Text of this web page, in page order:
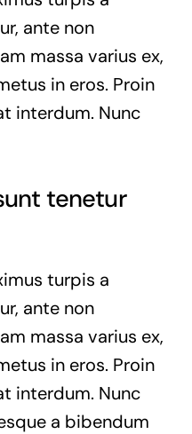
ante non
massa varius ex,
in eros. Proin
interdum. Nunc
tenetur
turpis a
ante non
massa varius ex,
in eros. Proin
interdum. Nunc
a bibendum